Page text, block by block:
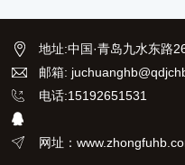
地址:中国·青岛九水东路
邮箱:
电话:15192651531
网址：